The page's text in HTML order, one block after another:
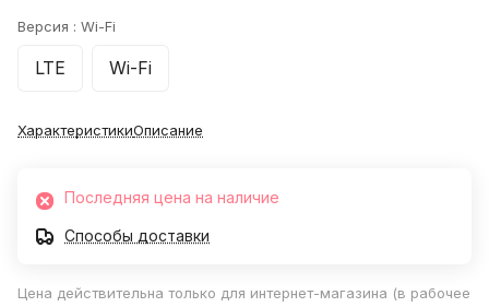
Версия : Wi-Fi
LTE Wi-Fi
ХарактеристикиОписание
Последняя цена на наличие
Способы доставки
Цена действительна только для интернет-магазина (в рабочее